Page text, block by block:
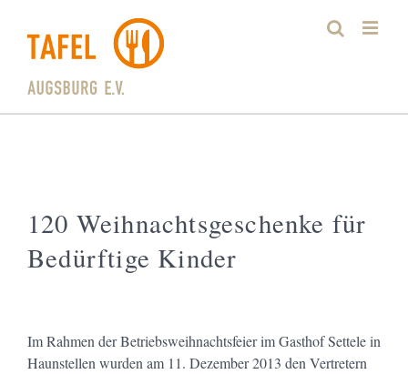
Inhalt
springen
120 Weihnachtsgeschenke für
Bedürftige Kinder
Im Rahmen der Betriebsweihnachtsfeier im Gasthof Settele in
Haunstellen wurden am 11. Dezember 2013 den Vertretern